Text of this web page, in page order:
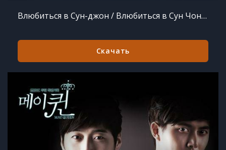
Влюбиться в Сун-джон / Влюбиться в Сун Чон 1 сезон 16 серий из 16
Скачать